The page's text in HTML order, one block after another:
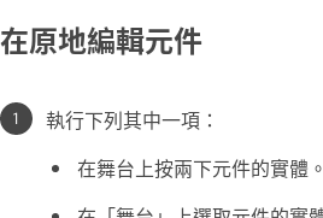
在原地編輯元件
執行下列其中一項：
在舞台上按兩下元件的實體。